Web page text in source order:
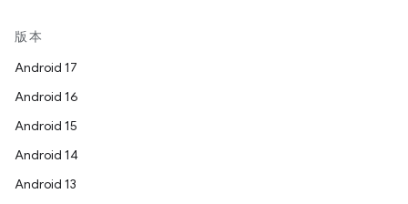
版本
Android 17
Android 16
Android 15
Android 14
Android 13